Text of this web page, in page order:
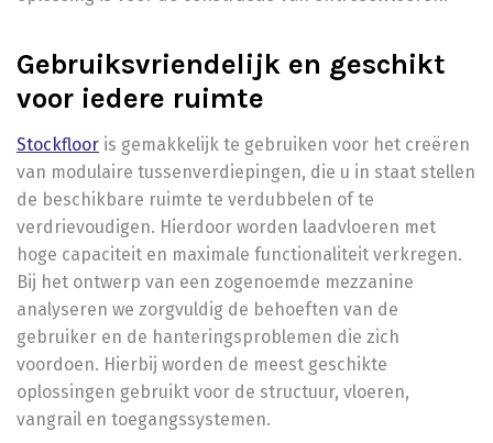
Gebruiksvriendelijk en geschikt
voor iedere ruimte
Stockfloor is gemakkelijk te gebruiken voor het creëren
van modulaire tussenverdiepingen, die u in staat stellen
de beschikbare ruimte te verdubbelen of te
verdrievoudigen. Hierdoor worden laadvloeren met
hoge capaciteit en maximale functionaliteit verkregen.
Bij het ontwerp van een zogenoemde mezzanine
analyseren we zorgvuldig de behoeften van de
gebruiker en de hanteringsproblemen die zich
voordoen. Hierbij worden de meest geschikte
oplossingen gebruikt voor de structuur, vloeren,
vangrail en toegangssystemen.